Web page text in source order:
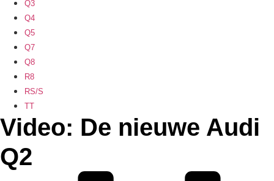
Q3
Q4
Q5
Q7
Q8
R8
RS/S
TT
Video: De nieuwe Audi
Q2